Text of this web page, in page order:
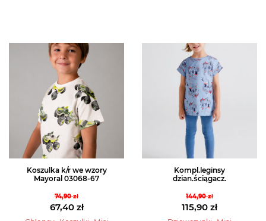
Koszulka k/r we wzory
Mayoral 03068-67
74,90zł
Pierwotna
67,40 zł
Kompl.leginsy
dzian.ściągacz.
144,90zł
Pierwotna
115,90 zł